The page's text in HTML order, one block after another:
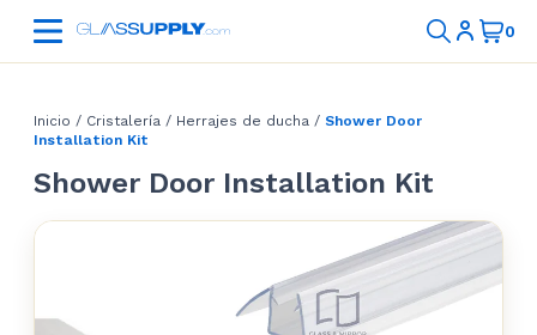
Inicio / Cristalería / Herrajes de ducha / Shower Door
Installation Kit
Shower Door Installation Kit